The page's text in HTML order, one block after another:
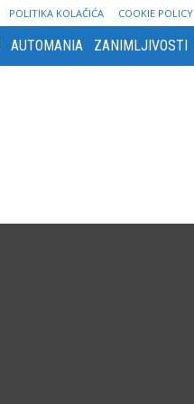
POLITIKA KOLAČIĆA COOKIE POLICY
AUTOMANIA ZANIMLJIVOSTI